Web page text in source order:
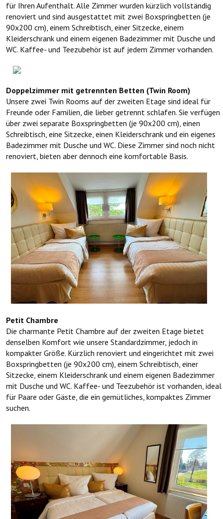
für Ihren Aufenthalt. Alle Zimmer wurden kürzlich vollständig
renoviert und sind ausgestattet mit zwei Boxspringbetten (je
90x200 cm), einem Schreibtisch, einer Sitzecke, einem
Kleiderschrank und einem eigenen Badezimmer mit Dusche und
WC. Kaffee- und Teezubehör ist auf jedem Zimmer vorhanden.
Doppelzimmer mit getrennten Betten (Twin Room)
Unsere zwei Twin Rooms auf der zweiten Etage sind ideal für
Freunde oder Familien, die lieber getrennt schlafen. Sie verfügen
über zwei separate Boxspringbetten (je 90x200 cm), einen
Schreibtisch, eine Sitzecke, einen Kleiderschrank und ein eigenes
Badezimmer mit Dusche und WC. Diese Zimmer sind noch nicht
renoviert, bieten aber dennoch eine komfortable Basis.
Petit Chambre
Die charmante Petit Chambre auf der zweiten Etage bietet
denselben Komfort wie unsere Standardzimmer, jedoch in
kompakter Größe. Kürzlich renoviert und eingerichtet mit zwei
Boxspringbetten (je 90x200 cm), einem Schreibtisch, einer
Sitzecke, einem Kleiderschrank und einem eigenen Badezimmer
mit Dusche und WC. Kaffee- und Teezubehör ist vorhanden, ideal
für Paare oder Gäste, die ein gemütliches, kompaktes Zimmer
suchen.